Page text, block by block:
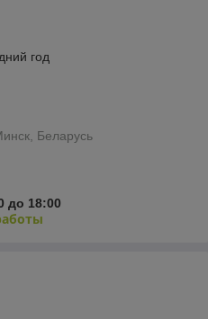
год
Беларусь
до 18:00